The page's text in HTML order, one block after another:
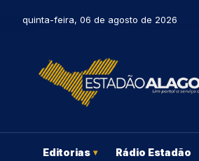
quinta-feira, 06 de agosto de 2026
Editorias ▾ Rádio Estadão